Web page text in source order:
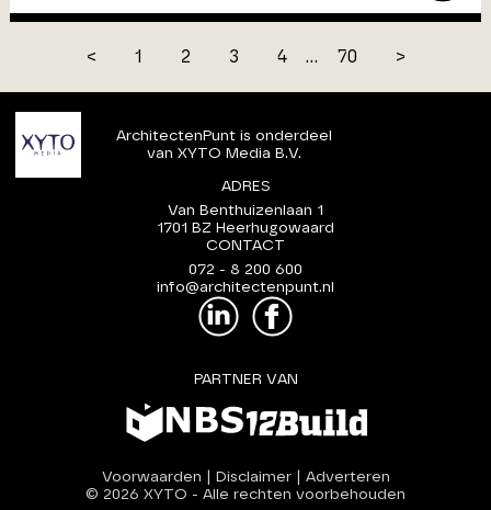
< 1 2 3 4 ... 70 >
ArchitectenPunt is onderdeel
van XYTO Media B.V.
ADRES
Van Benthuizenlaan 1
1701 BZ Heerhugowaard
CONTACT
072 - 8 200 600
info@architectenpunt.nl
PARTNER VAN
Voorwaarden Disclaimer| Adverteren
© 2026 XYTO - Alle rechten voorbehouden